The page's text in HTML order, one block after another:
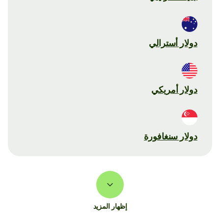
دولار أسترالي
دولار أمريكي
دولار سنغافورة
إظهار المزيد